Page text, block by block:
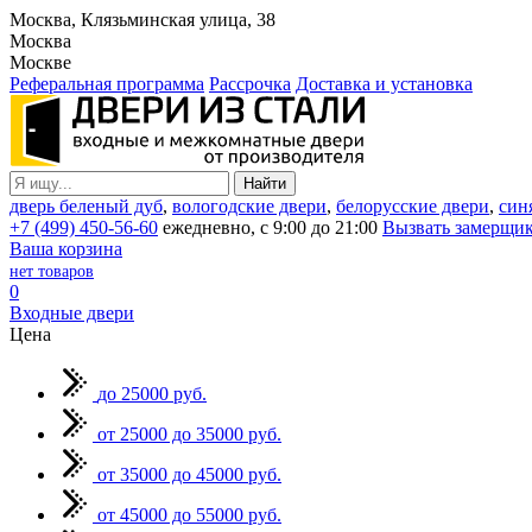
Москва, Клязьминская улица, 38
Москва
Москве
Реферальная программа Рассрочка Доставка и установка
дверь беленый дуб, вологодские двери, белорусские двери,
+7 (499) 450-56-60 ежедневно, с 9:00 до 21:00 Вызвать
Ваша корзина
нет товаров
0
Входные двери
Цена
до 25000 руб.
от 25000 до 35000 руб.
от 35000 до 45000 руб.
от 45000 до 55000 руб.